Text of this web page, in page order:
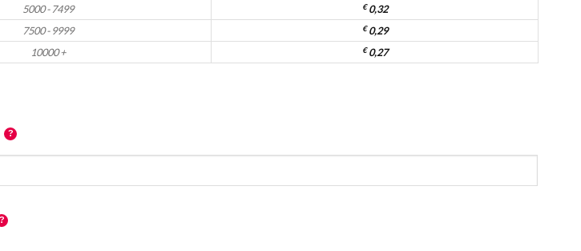
5000 - 7499
€0,32
7500 - 9999
€0,29
10000 +
€0,27